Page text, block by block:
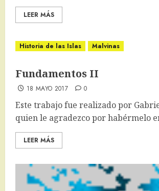
LEER MÁS
Historia de las Islas Malvinas
Fundamentos II
18 MAYO 2017 0
Este trabajo fue realizado por
quien le agradezco por habérmelo
LEER MÁS